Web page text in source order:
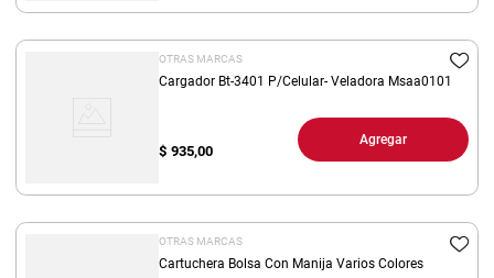
OTRAS MARCAS
Cargador Bt-3401 P/Celular- Veladora Msaa0101
$ 935,00
Agregar
OTRAS MARCAS
Cartuchera Bolsa Con Manija Varios Colores